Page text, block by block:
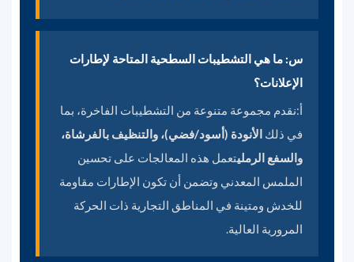
س: ما هي التشطيبات السطحية المتاحة لإطارات
الإعلانات؟
أ:نقدم مجموعة متنوعة من التشطيبات الفاخرة، بما
في ذلك الأنودة (أسود/فضي)، والتنظيف بالفرشاة،
والسفع الرمليتعمل هذه المعالجات على تحسين
الملمس المعدني وتضمن أن تكون الإطارات مقاومة
للخدش ومتينة في المناطق التجارية ذات الحركة
المرورية العالية.